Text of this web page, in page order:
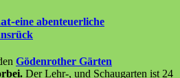
eine abenteuerliche
Gödenrother Gärten
Der Lehr-, und Schaugarten ist 24